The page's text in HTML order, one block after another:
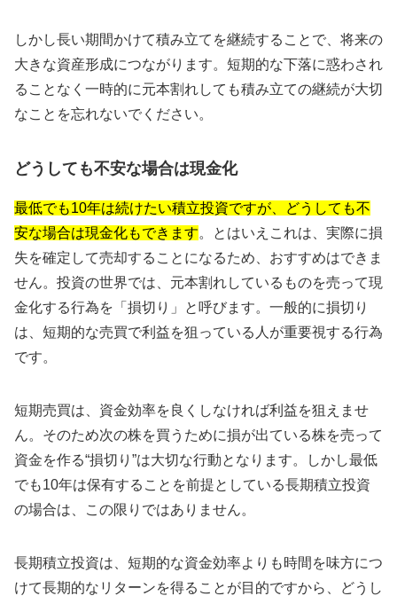
しかし長い期間かけて積み立てを継続することで、将来の
大きな資産形成につながります。短期的な下落に惑わされ
ることなく一時的に元本割れしても積み立ての継続が大切
なことを忘れないでください。
どうしても不安な場合は現金化
最低でも10年は続けたい積立投資ですが、どうしても不
安な場合は現金化もできます。とはいえこれは、実際に損
失を確定して売却することになるため、おすすめはできま
せん。投資の世界では、元本割れしているものを売って現
金化する行為を「損切り」と呼びます。一般的に損切り
は、短期的な売買で利益を狙っている人が重要視する行為
です。
短期売買は、資金効率を良くしなければ利益を狙えませ
ん。そのため次の株を買うために損が出ている株を売って
資金を作る“損切り”は大切な行動となります。しかし最低
でも10年は保有することを前提としている長期積立投資
の場合は、この限りではありません。
長期積立投資は、短期的な資金効率よりも時間を味方につ
けて長期的なリターンを得ることが目的ですから、どうし